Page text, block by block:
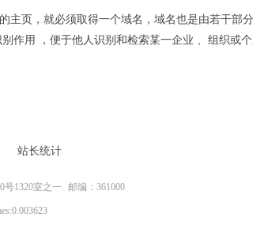
主页，就必须取得一个域名，域名也是由若干部
作用 ，便于他人识别和检索某一企业 、组织或
站长统计
号1320室之一 邮编：361000